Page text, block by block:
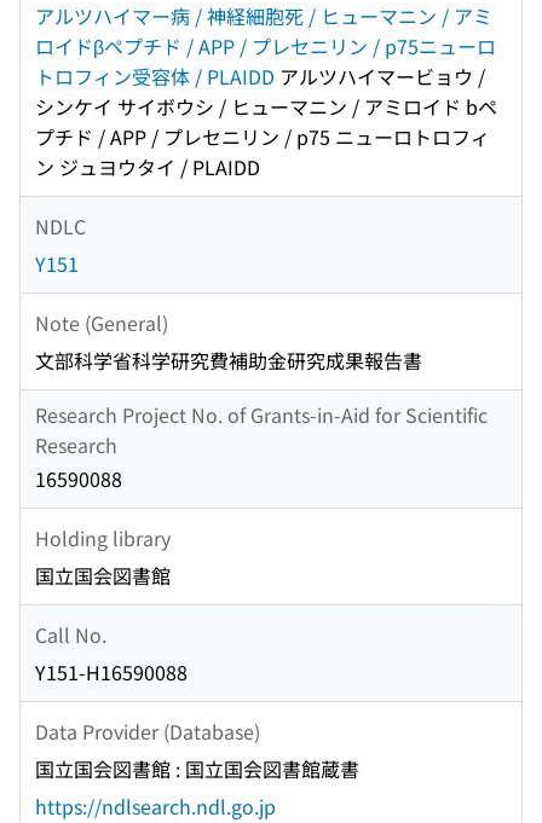
アルツハイマー病 / 神経細胞死 / ヒューマニン / アミ
ロイドβペプチド / APP / プレセニリン / p75ニューロ
トロフィン受容体 / PLAIDD アルツハイマービョウ /
シンケイ サイボウシ / ヒューマニン / アミロイド bペ
プチド / APP / プレセニリン / p75 ニューロトロフィ
ン ジュヨウタイ / PLAIDD
NDLC
Y151
Note (General)
文部科学省科学研究費補助金研究成果報告書
Research Project No. of Grants-in-Aid for Scientific
Research
16590088
Holding library
国立国会図書館
Call No.
Y151-H16590088
Data Provider (Database)
国立国会図書館 : 国立国会図書館蔵書
https://ndlsearch.ndl.go.jp